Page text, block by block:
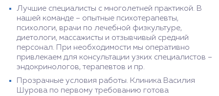
Лучшие специалисты с многолетней практикой. В
нашей команде – опытные психотерапевты,
психологи, врачи по лечебной физкультуре,
диетологи, массажисты и отзывчивый средний
персонал. При необходимости мы оперативно
привлекаем для консультации узких специалистов –
эндокринологов, терапевтов и пр.
Прозрачные условия работы. Клиника Василия
Шурова по первому требованию готова